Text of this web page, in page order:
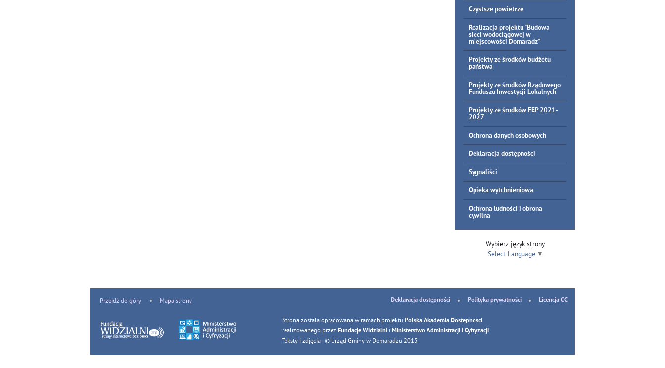
Czystsze powietrze
Realizacja projektu "Budowa
sieci wodociągowej w
miejscowości Domaradz"
Projekty ze środków budżetu
państwa
Projekty ze środków Rządowego
Funduszu Inwestycji Lokalnych
Projekty ze środków FEP 2021-
2027
Ochrona danych osobowych
Deklaracja dostępności
Sygnaliści
Opieka wytchnieniowa
Ochrona ludności i obrona
cywilna
Wybierz język strony
Select Language ▼
Przejdź do góry Mapa strony Deklaracja dostępności Polityka prywatności Licencja CC
Strona zostala opracowana w ramach projektu Polska Akademia Dostepnosci
realizowanego przez Fundacje Widzialni i Ministerstwo Administracji i Cyfryzacji
Teksty i zdjęcia - © Urząd Gminy w Domaradzu 2015